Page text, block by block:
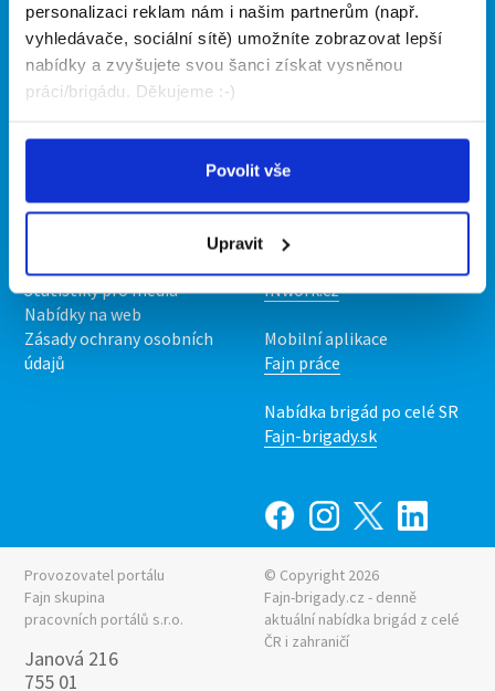
personalizaci reklam nám i našim partnerům (např.
vyhledávače, sociální sítě) umožníte zobrazovat lepší
nabídky a zvyšujete svou šanci získat vysněnou
práci/brigádu. Děkujeme :-)
Povolit vše
Upravit
Články
Hledané brigády
Vložit inzerát
Ceník
Propagace
O portálu
O nás
Statistiky pro média
Nabídky na web
Zásady ochrany osobních
údajů
Naše další projekty
Fajn brigády
INwork.cz
Mobilní aplikace
Fajn práce
Nabídka brigád po celé SR
Fajn-brigady.sk
Provozovatel portálu
Fajn skupina
pracovních portálů s.r.o.
Janová 216
755 01
© Copyright 2026
Fajn-brigady.cz - denně
aktuální nabídka brigád z celé
ČR i zahraničí